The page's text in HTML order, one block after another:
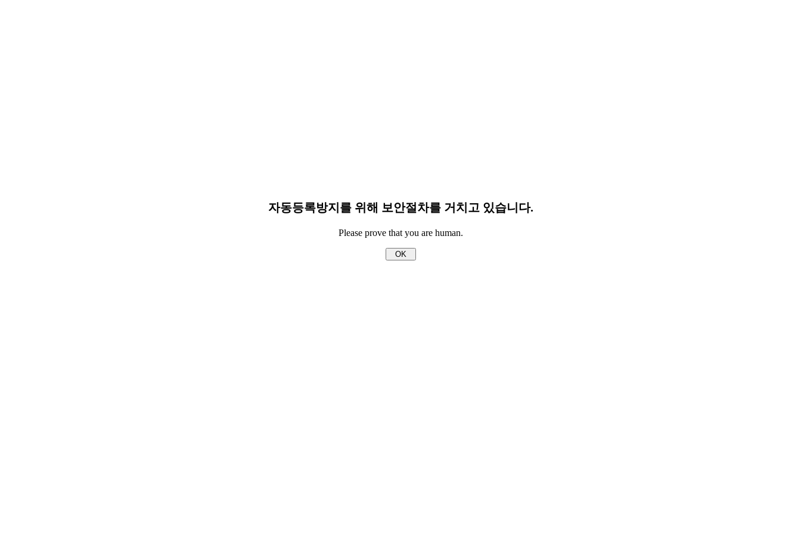
자동등록방지를 위해 보안절차를 거치고 있습니다.
Please prove that you are human.